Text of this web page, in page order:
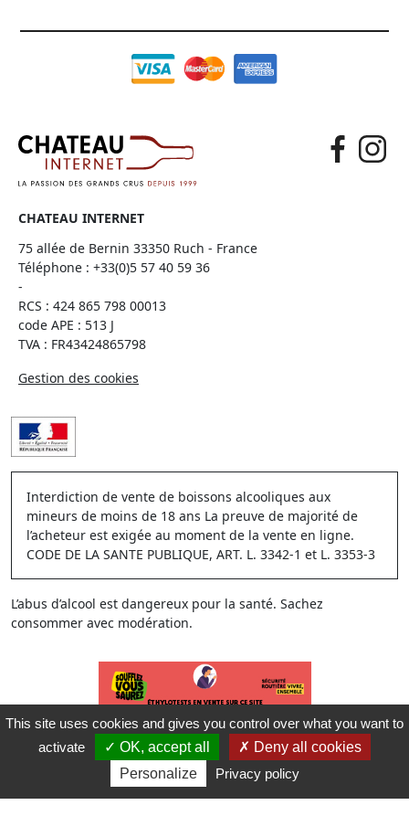
CHATEAU INTERNET
75 allée de Bernin 33350 Ruch - France
Téléphone : +33(0)5 57 40 59 36
-
RCS : 424 865 798 00013
code APE : 513 J
TVA : FR43424865798
Gestion des cookies
Interdiction de vente de boissons alcooliques aux
mineurs de moins de 18 ans La preuve de majorité de
l’acheteur est exigée au moment de la vente en ligne.
CODE DE LA SANTE PUBLIQUE, ART. L. 3342-1 et L. 3353-3
L’abus d’alcool est dangereux pour la santé. Sachez
consommer avec modération.
This site uses cookies and gives you control over what you want to
activate
OK, accept all
Deny all cookies
Personalize
Privacy policy